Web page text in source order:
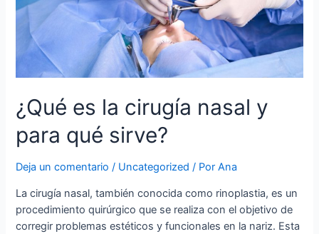
¿Qué es la cirugía nasal y
para qué sirve?
Deja un comentario / Uncategorized / PorAna
La cirugía nasal, también conocida como rinoplastia, es un
procedimiento quirúrgico que se realiza con el objetivo de
corregir problemas estéticos y funcionales en la nariz. Esta